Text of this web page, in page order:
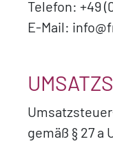
Telefon: +49
E-Mail:
gemäß § 27